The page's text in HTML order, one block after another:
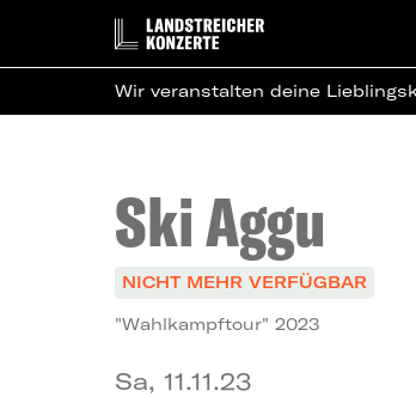
Wir veranstalten deine
Ski Aggu
NICHT MEHR VERFÜGBAR
"Wahlkampftour" 2023
Sa, 11.11.23